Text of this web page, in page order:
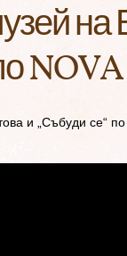
на
и „Събуди се“ по